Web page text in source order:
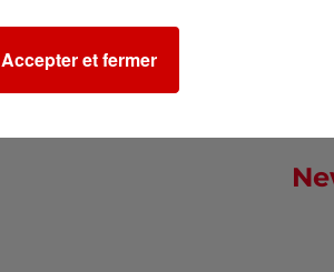
Accepter et fermer